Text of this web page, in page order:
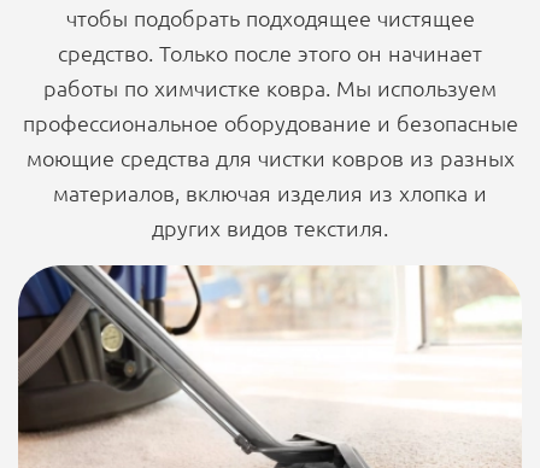
чтобы подобрать подходящее чистящее
средство. Только после этого он начинает
работы по химчистке ковра. Мы используем
профессиональное оборудование и безопасные
моющие средства для чистки ковров из разных
материалов, включая изделия из хлопка и
других видов текстиля.